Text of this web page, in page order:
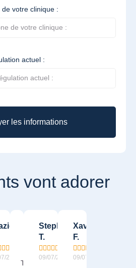
votre clinique :
actuel :
les informations
vont adorer

2026
Eve M.

10/07/2026
Très
Stephanie
T.

09/07/2026
Xavier
F.

09/07/2026